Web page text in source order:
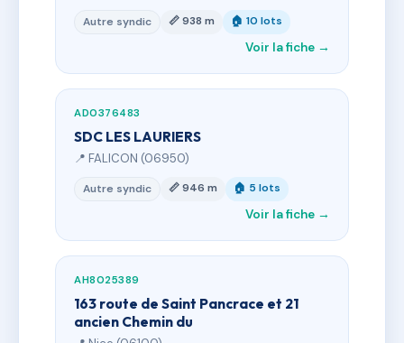
Autre syndic 📏 938 m 🏠 10 lots
Voir la fiche →
AD0376483
SDC LES LAURIERS
📍 FALICON (06950)
Autre syndic 📏 946 m 🏠 5 lots
Voir la fiche →
AH8025389
163 route de Saint Pancrace et 21
ancien Chemin du